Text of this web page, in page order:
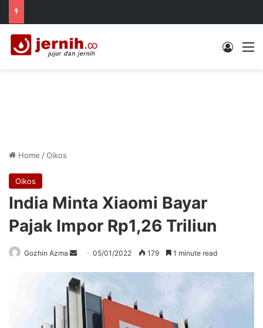
Log In
Home /Oikos
Oikos
India Minta Xiaomi Bayar
Pajak Impor Rp1,26 Triliun
Gozhin Azma
Send
email
05/01/2022 179 1 minute read